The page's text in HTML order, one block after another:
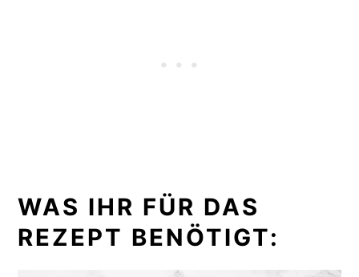
WAS IHR FÜR DAS
REZEPT BENÖTIGT: